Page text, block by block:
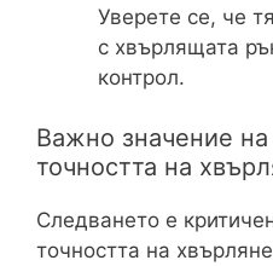
Уверете се, че
с хвърлящата
контрол.
Важно значение на
точността на
Следването е
точността на